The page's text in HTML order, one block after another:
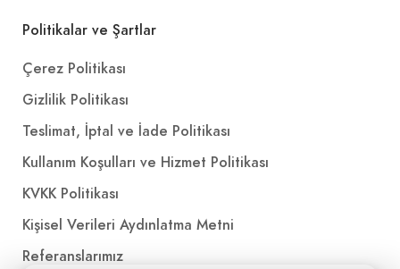
Politikalar ve Şartlar
Çerez Politikası
Gizlilik Politikası
Teslimat, İptal ve İade Politikası
Kullanım Koşulları ve Hizmet Politikası
KVKK Politikası
Kişisel Verileri Aydınlatma Metni
Referanslarımız